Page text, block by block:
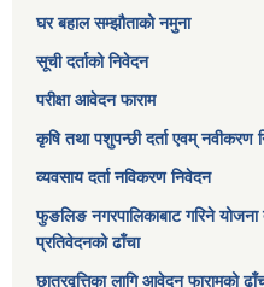
घर बहाल सम्झौताको नमुना
सूची दर्ताको निवेदन
परीक्षा आवेदन फाराम
कृषि तथा पशुपन्छी दर्ता एवम् नवीकरण
व्यवसाय दर्ता नविकरण निवेदन
फुङलिङ नगरपालिकाबाट गरिने
प्रतिवेदनको ढाँचा
छात्रवृत्तिका लागि आवेदन फारामको